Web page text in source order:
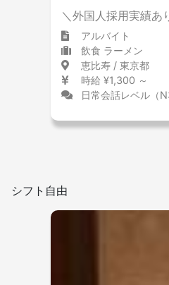
＼外国人採用実績
アルバイト
飲食 ラーメン
恵比寿 / 東京都
時給 ¥1,300 ～
日常会話レベル（
シフト自由